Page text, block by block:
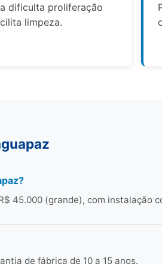
dificulta proliferação
limpeza.
45.000 (grande), com instalação
de fábrica de 10 a 15 anos.